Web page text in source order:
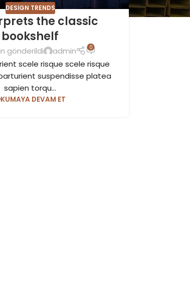
DESIGN TRENDS
the classic
bookshelf
gönderildi admin 0
scele risque scele risque
suspendisse platea
sapien torqu...
DEVAM ET